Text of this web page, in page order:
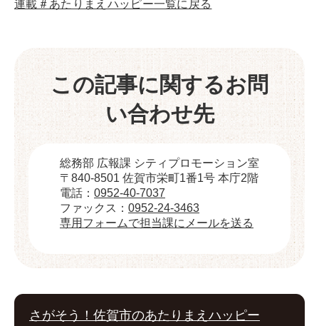
連載＃あたりまえハッピー一覧に戻る
この記事に関するお問
い合わせ先
総務部 広報課 シティプロモーション室
〒840-8501 佐賀市栄町1番1号 本庁2階
電話： 0952-40-7037
ファックス： 0952-24-3463
専用フォームで担当課にメールを送る
さがそう！佐賀市のあたりまえハッピー